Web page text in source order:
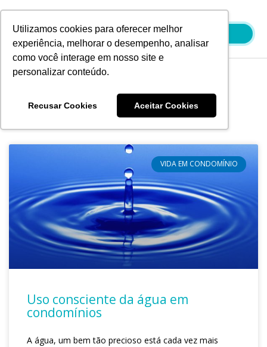
Utilizamos cookies para oferecer melhor
experiência, melhorar o desempenho, analisar
como você interage em nosso site e
personalizar conteúdo.
Recusar Cookies Aceitar Cookies
conteúdo
Blog
VIDA EM CONDOMÍNIO
Uso consciente da água em
condomínios
A água, um bem tão precioso está cada vez mais